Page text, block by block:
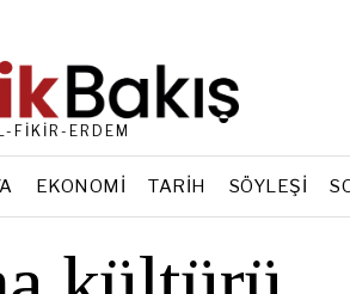
FİKİR-ERDEM
EKONOMI TARIH SÖYLEŞI